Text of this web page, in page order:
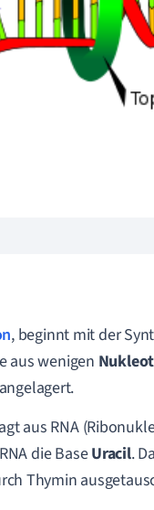
, beginnt mit der
aus wenigen
aus RNA
die BaseUracil.
Thymin